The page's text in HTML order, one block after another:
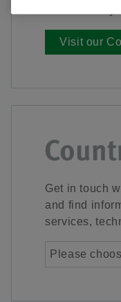
Visit our
Get in touch
and find
services,